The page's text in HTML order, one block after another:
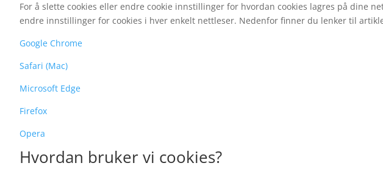
For å slette cookies eller endre cookie innstillinger for hvordan cookies lagres på dine
endre innstillinger for cookies i hver enkelt nettleser. Nedenfor finner du lenker til
Google Chrome
Safari (Mac)
Microsoft Edge
Firefox
Opera
Hvordan bruker vi cookies?